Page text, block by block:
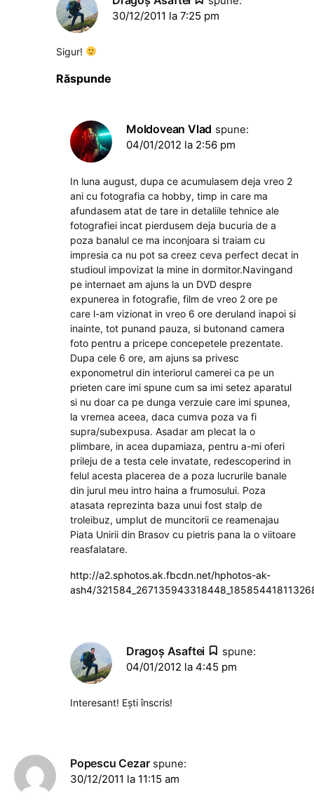
30/12/2011 la 7:25 pm
Sigur!
Răspunde
Moldovean Vlad spune:
04/01/2012 la 2:56 pm
In luna august, dupa ce acumulasem deja vreo 2
ani cu fotografia ca hobby, timp in care ma
afundasem atat de tare in detaliile tehnice ale
fotografiei incat pierdusem deja bucuria de a
poza banalul ce ma inconjoara si traiam cu
impresia ca nu pot sa creez ceva perfect decat in
studioul impovizat la mine in dormitor.Navingand
pe internaet am ajuns la un DVD despre
expunerea in fotografie, film de vreo 2 ore pe
care l-am vizionat in vreo 6 ore deruland inapoi si
inainte, tot punand pauza, si butonand camera
foto pentru a pricepe concepetele prezentate.
Dupa cele 6 ore, am ajuns sa privesc
exponometrul din interiorul camerei ca pe un
prieten care imi spune cum sa imi setez aparatul
si nu doar ca pe dunga verzuie care imi spunea,
la vremea aceea, daca cumva poza va fi
supra/subexpusa. Asadar am plecat la o
plimbare, in acea dupamiaza, pentru a-mi oferi
prileju de a testa cele invatate, redescoperind in
felul acesta placerea de a poza lucrurile banale
din jurul meu intro haina a frumosului. Poza
atasata reprezinta baza unui fost stalp de
troleibuz, umplut de muncitorii ce reamenajau
Piata Unirii din Brasov cu pietris pana la o viitoare
reasfalatare.
http://a2.sphotos.ak.fbcdn.net/hphotos-ak-
ash4/
Dragoş Asaftei
spune:
04/01/2012 la 4:45 pm
Interesant! Ești înscris!
Popescu Cezar spune:
30/12/2011 la 11:15 am